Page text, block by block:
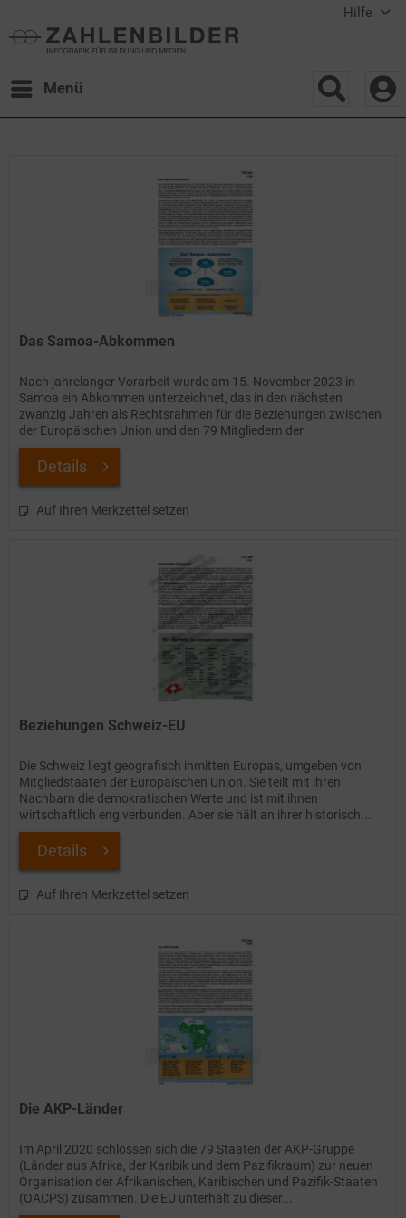
Hilfe
Menü
Das Samoa-Abkommen
Nach jahrelanger Vorarbeit wurde am 15. November 2023 in
Samoa ein Abkommen unterzeichnet, das in den nächsten
zwanzig Jahren als Rechtsrahmen für die Beziehungen zwischen
der Europäischen Union und den 79 Mitgliedern der
Organisation...
Details
Auf Ihren Merkzettel setzen
Beziehungen Schweiz-EU
Die Schweiz liegt geografisch inmitten Europas, umgeben von
Mitgliedstaaten der Europäischen Union. Sie teilt mit ihren
Nachbarn die demokratischen Werte und ist mit ihnen
wirtschaftlich eng verbunden. Aber sie hält an ihrer historisch...
Details
Auf Ihren Merkzettel setzen
Die AKP-Länder
Im April 2020 schlossen sich die 79 Staaten der AKP-Gruppe
(Länder aus Afrika, der Karibik und dem Pazifikraum) zur neuen
Organisation der Afrikanischen, Karibischen und Pazifik-Staaten
(OACPS) zusammen. Die EU unterhält zu dieser...